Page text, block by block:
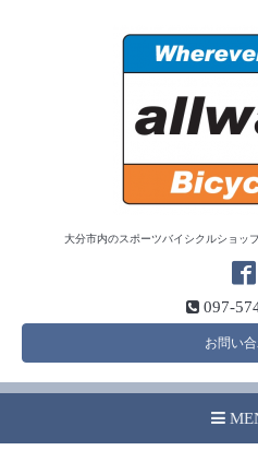
大分市内のスポーツバイシクルショッ
097-
お問い